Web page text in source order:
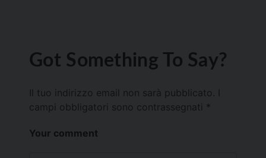
Got Something To Say?
Il tuo indirizzo email non sarà pubblicato.
campi obbligatori sono contrassegnati *
Your comment